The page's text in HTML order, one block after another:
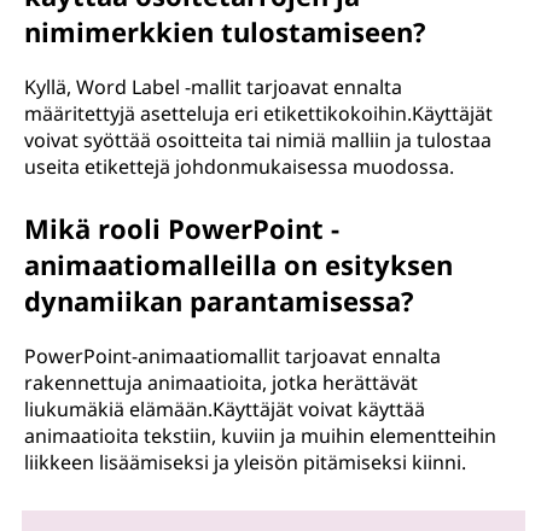
nimimerkkien tulostamiseen?
Kyllä, Word Label -mallit tarjoavat ennalta
määritettyjä asetteluja eri etikettikokoihin.Käyttäjät
voivat syöttää osoitteita tai nimiä malliin ja tulostaa
useita etikettejä johdonmukaisessa muodossa.
Mikä rooli PowerPoint -
animaatiomalleilla on esityksen
dynamiikan parantamisessa?
PowerPoint-animaatiomallit tarjoavat ennalta
rakennettuja animaatioita, jotka herättävät
liukumäkiä elämään.Käyttäjät voivat käyttää
animaatioita tekstiin, kuviin ja muihin elementteihin
liikkeen lisäämiseksi ja yleisön pitämiseksi kiinni.